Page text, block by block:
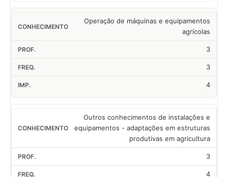
Operação de máquinas e equipamentos
agrícolas
3
3
4
Outros conhecimentos de instalações e
equipamentos - adaptações em estruturas
produtivas em agricultura
3
4